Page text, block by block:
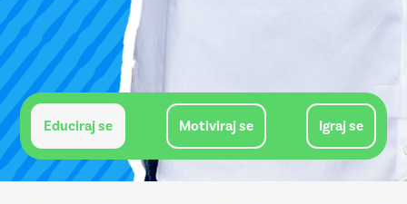
Educiraj se Motiviraj se Igraj se